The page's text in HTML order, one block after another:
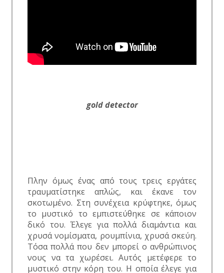
gold detector
Πλην όμως ένας από τους τρεις εργάτες
τραυματίστηκε απλώς, και έκανε τον
σκοτωμένο. Στη συνέχεια κρύφτηκε, όμως
το μυστικό το εμπιστεύθηκε σε κάποιον
δικό του. Έλεγε για πολλά διαμάντια και
χρυσά νομίσματα, ρουμπίνια, χρυσά σκεύη.
Τόσα πολλά που δεν μπορεί ο ανθρώπινος
νους να τα χωρέσει. Αυτός μετέφερε το
μυστικό στην κόρη του. Η οποία έλεγε για